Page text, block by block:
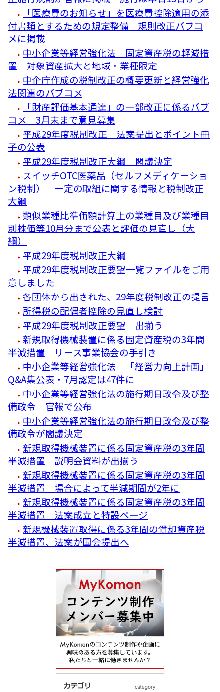
「医療費のお知らせ」を医療費控除適用の添
付書類とするための規定整備 規則改正パブコ
メに掲載
中小企業等経営強化法 固定資産税の軽減措
置 対象資産拡大と地域・業種限定
中企庁作成の税制改正の概要更新と経営強化
法関連のパブコメ
「財産評価基本通達」の一部改正に係るパブ
コメ 3月末まで意見募集
平成29年度税制改正 法案提出とポイント冊
子の公表
平成29年度税制改正大綱 閣議決定
スイッチOTC医薬品（セルフメディケーショ
ン税制） 一定の取組に関する情報と税制改正
大綱
類似業種比準価額計算上の業種目及び業種目
別株価等10月分まで公表と評価の見直し（大
綱）
平成29年度税制改正大綱
平成29年度税制改正要望一覧ファイルをご用
意しました
各団体から出された、29年度税制改正の提言
所得税の配偶者控除の見直し検討
平成29年度税制改正要望 出揃う
新規取得機械装置に係る固定資産税の3年間
半減措置 リース事業協会の手引き
中小企業等経営強化法 「経営力向上計画」
Q&A集公表・7月認定は47件に
中小企業等経営強化法の施行期日政令及び整
備政令 官報で公布
中小企業等経営強化法の施行期日政令及び整
備政令が閣議決定
新規取得機械装置に係る固定資産税の3年間
半減措置 説明会資料が出揃う
新規取得機械装置に係る固定資産税の3年間
半減措置 場合によって半減期間が2年に
新規取得機械装置に係る固定資産税の3年間
半減措置 法案成立と特設ページ
新規機械装置取得に係る3年間の償却資産税
半減措置、法案が国会提出へ